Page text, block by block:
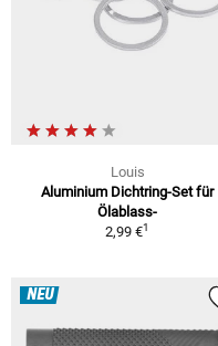
Louis
Aluminium Dichtring-Set für
Ölablass-
2,99 €1
NEU